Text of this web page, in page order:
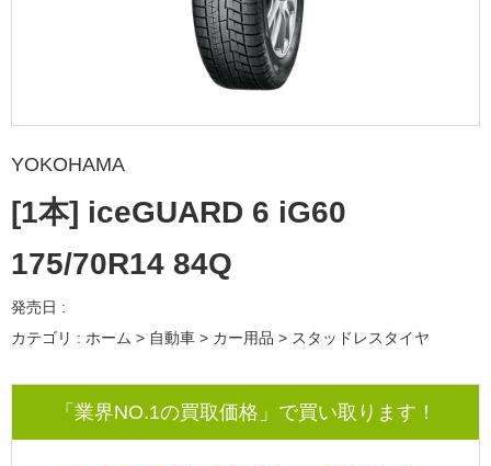
YOKOHAMA
[1本] iceGUARD 6 iG60
175/70R14 84Q
発売日 :
カテゴリ : ホーム > 自動車 > カー用品 > スタッドレスタイヤ
「業界NO.1の買取価格」で買い取ります！